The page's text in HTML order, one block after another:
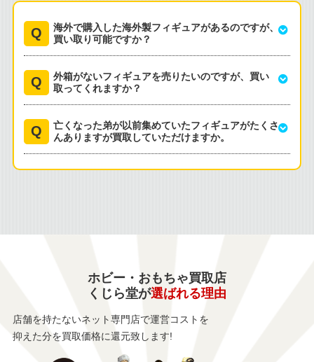
海外で購入した海外製フィギュアがあるのですが、
買い取り可能ですか？
外箱がないフィギュアを売りたいのですが、買い
取ってくれますか？
亡くなった弟が以前集めていたフィギュアがたくさ
んありますが買取していただけますか。
ホビー・おもちゃ買取店
くじら堂が選ばれる理由
店舗を持たないネット専門店で運営コストを
抑えた分を買取価格に還元致します!